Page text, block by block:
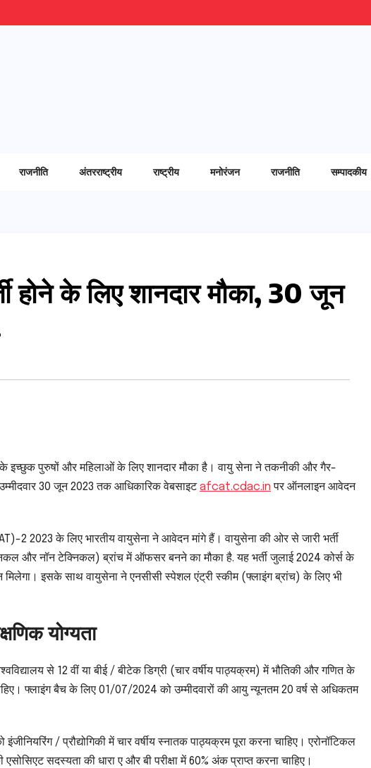
राजनीति अंतरराष्ट्रीय राष्ट्रीय मनोरंजन राजनीति सम्पादकीय
होने के लिए शानदार मौका, 30 जून
इच्छुक पुरुषों और महिलाओं के लिए शानदार मौका है। वायु सेना ने तकनीकी और गैर-
30 जून 2023 तक आधिकारिक वेबसाइटafcat.cdac.in पर ऑनलाइन आवेदन
2 2023 के लिए भारतीय वायुसेना ने आवेदन मांगे हैं। वायुसेना की ओर से जारी भर्ती
और नॉन टेक्निकल) ब्रांच में ऑफसर बनने का मौका है. यह भर्ती जुलाई 2024 कोर्स के
मिलेगा। इसके साथ वायुसेना ने एनसीसी स्पेशल एंट्री स्कीम (फ्लाइंग ब्रांच) के लिए भी
योग्यता
से 12 वीं या बीई / बीटेक डिग्री (चार वर्षीय पाठ्यक्रम) में भौतिकी और गणित के
फ्लाइंग बैच के लिए 01/07/2024 को उम्मीदवारों की आयु न्यूनतम 20 वर्ष से अधिकतम
/ प्रौद्योगिकी में चार वर्षीय स्नातक पाठ्यक्रम पूरा करना चाहिए। एरोनॉटिकल
सदस्यता की धारा ए और बी परीक्षा में 60% अंक प्राप्त करना चाहिए।